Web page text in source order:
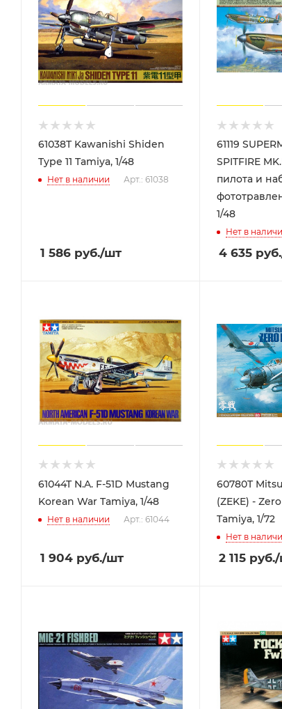
61038T Kawanishi Shiden
Type 11 Tamiya, 1/48
Нет в наличии Арт.: 61038
1 586 руб./шт
61119
SPITFIRE
пилота и
1/48
Нет в
4 635руб.
61044T N.A. F-51D Mustang
Korean War Tamiya, 1/48
Нет в наличии Арт.: 61044
1 904 руб./шт
60780T
(ZEKE) -
Tamiya, 1/72
Нет в
2 115руб./